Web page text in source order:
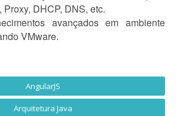
DHCP, DNS, etc.
avançados em ambiente
VMware.
AngularJS
Arquitetura Java